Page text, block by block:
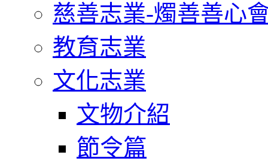
慈善志業-燭善善心
教育志業
文化志業
文物介紹
節令篇